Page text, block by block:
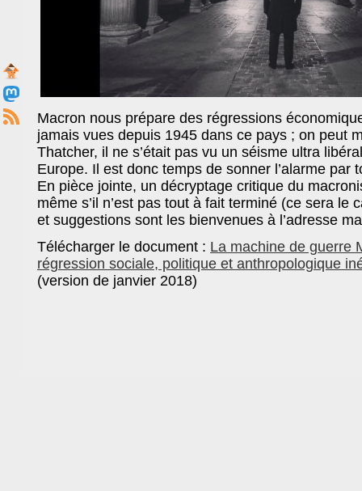
Macron nous prépare des régressions
jamais vues depuis 1945 dans ce pays ; on peut
Thatcher, il ne s’était pas vu un séisme ultra
Europe. Il est donc temps de sonner l’alarme
En pièce jointe, un décryptage critique du
même s’il n’est pas tout à fait terminé (ce sera le
et suggestions sont les bienvenues à l’adresse
Télécharger le document : La machine de guerre
régression sociale, politique et anthropologique
(version de janvier 2018)